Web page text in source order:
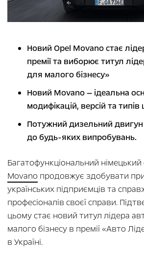
Новий Opel Movano стає
премії та виборює титул
для малого бізнесу»
Новий Movano — ідеальна
модифікацій, версій та типів
Потужний дизельний
до будь-яких випробувань.
Багатофункціональний
Movano продовжує здобувати
українських підприємців та
професіоналів своєї справи.
цьому стає новий титул лідера
малого бізнесу в премії «Авто
в Україні.